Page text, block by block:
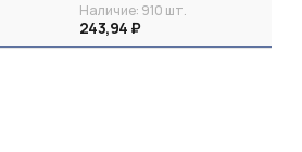
Наличие: 910 шт.
243,94 ₽